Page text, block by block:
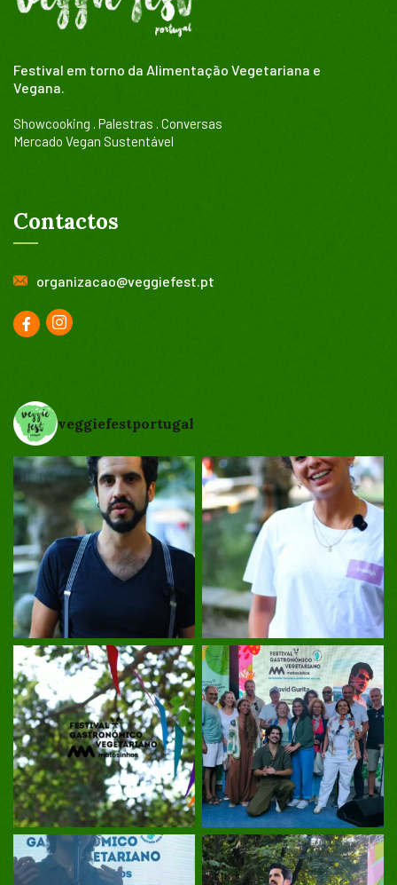
Festival em torno da Alimentação Vegetariana e
Vegana.
Showcooking . Palestras . Conversas
Mercado Vegan Sustentável
Contactos
organizacao@veggiefest.pt
veggiefestportugal